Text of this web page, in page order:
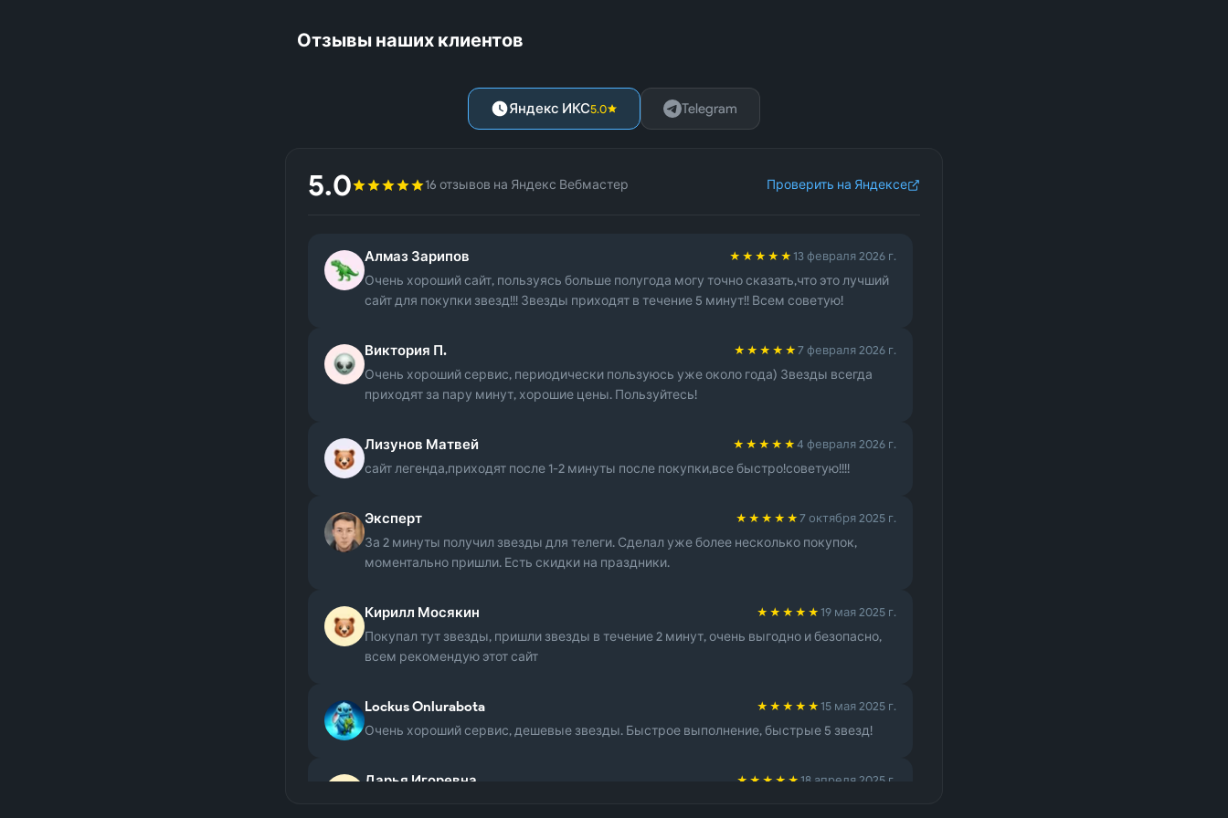
Отзывы наших клиентов
Яндекс ИКС5.0 Telegram
5.0 16 отзывов на Яндекс Вебмастер Проверить на Яндексе
Алмаз Зарипов ★★★★★ 13 февраля 2026 г.
Очень хороший сайт, пользуясь больше полугода могу точно сказать,что это лучший
сайт для покупки звезд!!! Звезды приходят в течение 5 минут!! Всем советую!
Виктория П. ★★★★★ 7 февраля 2026 г.
Очень хороший сервис, периодически пользуюсь уже около года) Звезды всегда
приходят за пару минут, хорошие цены. Пользуйтесь!
Лизунов Матвей ★★★★★ 4 февраля 2026 г.
сайт легенда,приходят после 1-2 минуты после покупки,все быстро!советую!!!!
Эксперт ★★★★★ 7 октября 2025 г.
За 2 минуты получил звезды для телеги. Сделал уже более несколько покупок,
моментально пришли. Есть скидки на праздники.
Кирилл Мосякин ★★★★★ 19 мая 2025 г.
Покупал тут звезды, пришли звезды в течение 2 минут, очень выгодно и безопасно,
всем рекомендую этот сайт
Lockus Onlurabota ★★★★★ 15 мая 2025 г.
Очень хороший сервис, дешевые звезды. Быстрое выполнение, быстрые 5 звезд!
Дарья Игоревна ★★★★★ 18 апреля 2025 г.